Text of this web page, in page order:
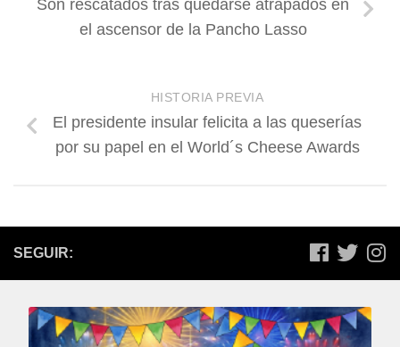
Son rescatados tras quedarse atrapados en
el ascensor de la Pancho Lasso
HISTORIA PREVIA
El presidente insular felicita a las queserías
por su papel en el World´s Cheese Awards
SEGUIR: